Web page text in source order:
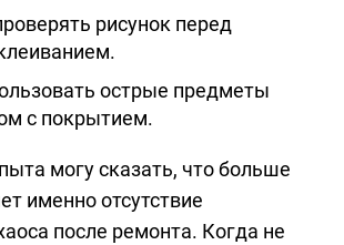
рисунок перед
острые предметы
с покрытием.
могу сказать, что больше
именно отсутствие
после ремонта. Когда не